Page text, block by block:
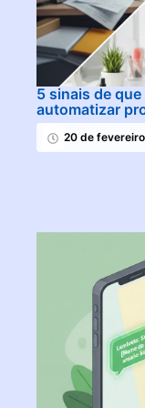
5 sinais de
automatizar
20 de